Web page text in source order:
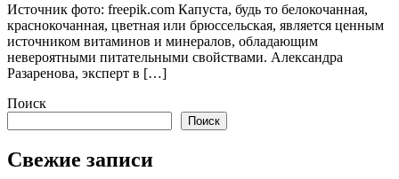
Источник фото: freepik.com Капуста, будь то белокочанная,
краснокочанная, цветная или брюссельская, является ценным
источником витаминов и минералов, обладающим
невероятными питательными свойствами. Александра
Разаренова, эксперт в […]
Поиск
Поиск
Свежие записи